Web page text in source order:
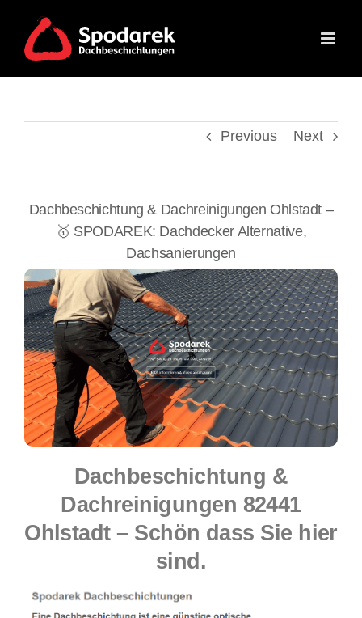
content
Previous Next
Dachbeschichtung & Dachreinigungen Ohlstadt –
🥇 SPODAREK: Dachdecker Alternative,
Dachsanierungen
Dachbeschichtung &
Dachreinigungen 82441
Ohlstadt – Schön dass Sie hier
sind.